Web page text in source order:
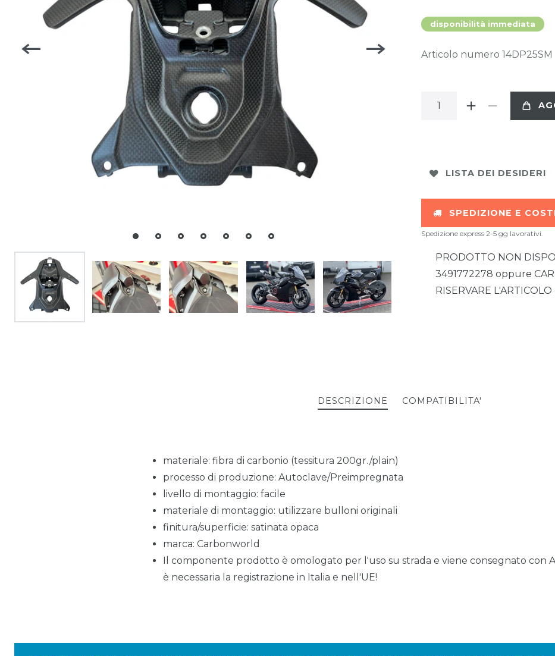
disponibilità immediata
Articolo numero 14DP25SM
LISTA DEI DESIDERI
SPEDIZIONE E
Spedizione express 2-5 gg lavorativi.
PRODOTTO NON
3491772278 oppure
RISERVARE
DESCRIZIONE COMPATIBILITA'
materiale: fibra di carbonio (tessitura 200gr./plain)
processo di produzione: Autoclave/Preimpregnata
livello di montaggio: facile
materiale di montaggio: utilizzare bulloni originali
finitura/superficie: satinata opaca
marca: Carbonworld
Il componente prodotto è omologato per l'uso su strada e viene consegnato con
è necessaria la registrazione in Italia e nell'UE!